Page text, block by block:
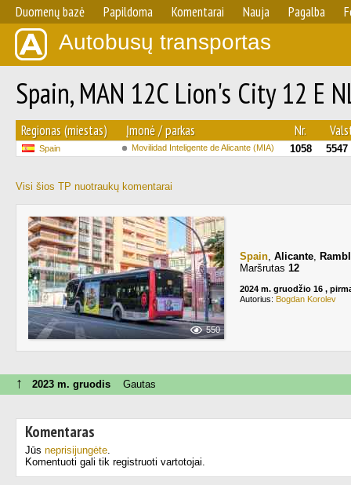
Duomenų bazė Papildoma Komentarai Nauja Pagalba
Autobusų transportas
Spain, MAN 12C Lion's City 12 E
Regionas (miestas) Įmonė / parkas Nr.
Spain Movilidad Inteligente de Alicante (MIA) 1058 5547
Visi šios TP nuotraukų komentarai
550
Spain, Alicante,
Maršrutas 12
2024 m. gruodžio 16 ,
Autorius: Bogdan Korolev
↑ 2023 m. gruodis Gautas
Komentaras
Jūs neprisijungėte.
Komentuoti gali tik registruoti vartotojai.